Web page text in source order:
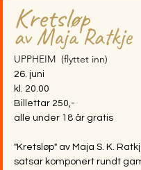
Kretsløp
av Maja Ratkje
UPPHEIM (flyttet inn)
26. juni
kl. 20.00
Billettar 250,-
alle under 18 år gratis
"Kretsløp" av Maja S. K.
satsar komponert rundt